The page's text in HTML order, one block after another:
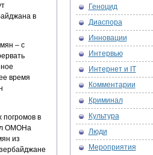
в
– с
время
погромов в
ОМОНа
из
Геноцид
Диаспора
Инновации
Интервью
Интернет и IT
Комментарии
Криминал
Культура
Люди
Мероприятия